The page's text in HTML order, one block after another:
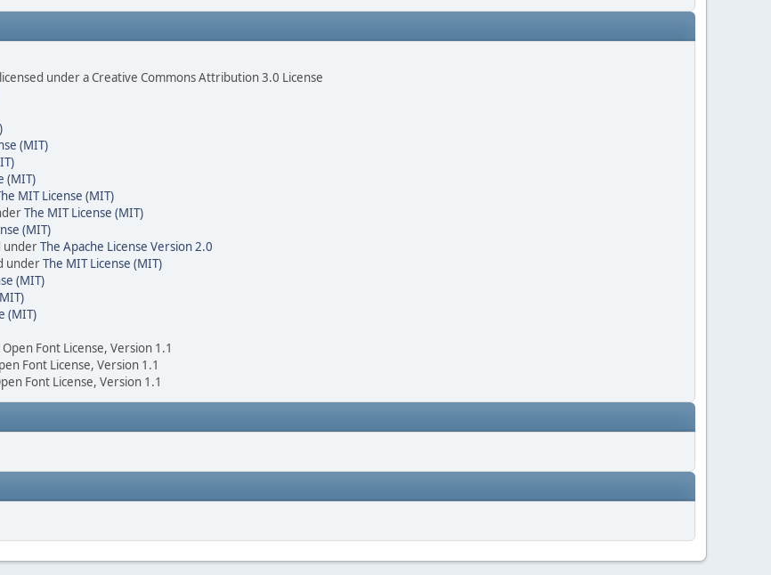
under a Creative Commons Attribution 3.0 License
(MIT)
(MIT)
MIT License (MIT)
The MIT License (MIT)
(MIT)
underThe Apache License Version 2.0
underThe MIT License (MIT)
(MIT)
(MIT)
Font License, Version 1.1
Font License, Version 1.1
Font License, Version 1.1